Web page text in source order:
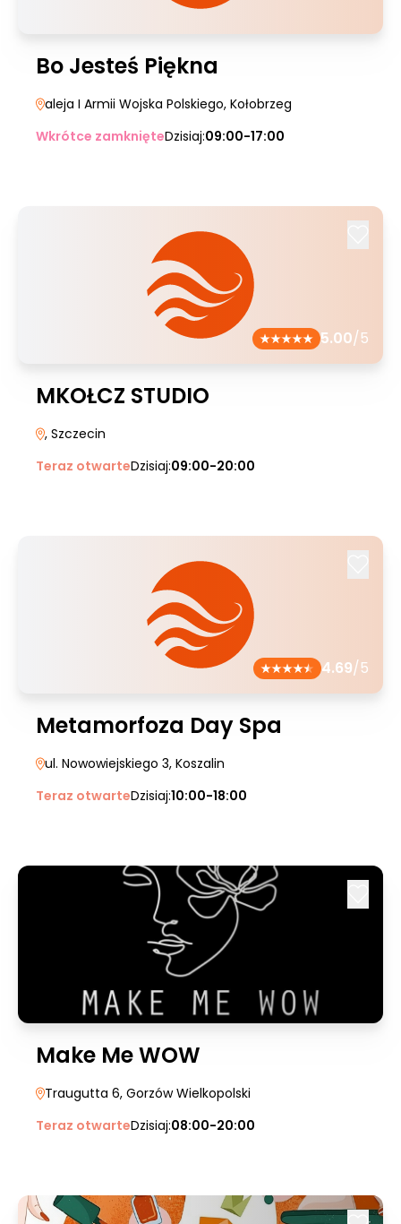
Bo Jesteś Piękna
aleja I Armii Wojska Polskiego, Kołobrzeg
Wkrótce zamknięteDzisiaj:09:00-17:00
5.00/5
MKOŁCZ STUDIO
, Szczecin
Teraz otwarteDzisiaj:09:00-20:00
4.69/5
Metamorfoza Day Spa
ul. Nowowiejskiego 3, Koszalin
Teraz otwarteDzisiaj:10:00-18:00
Make Me WOW
Traugutta 6, Gorzów Wielkopolski
Teraz otwarteDzisiaj:08:00-20:00